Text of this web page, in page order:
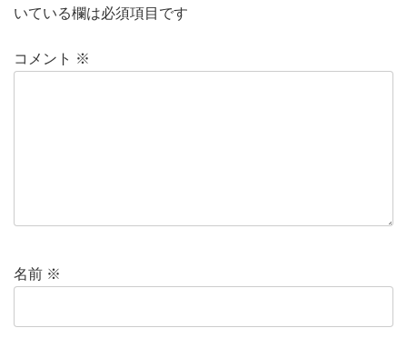
いている欄は必須項目です
コメント ※
名前 ※